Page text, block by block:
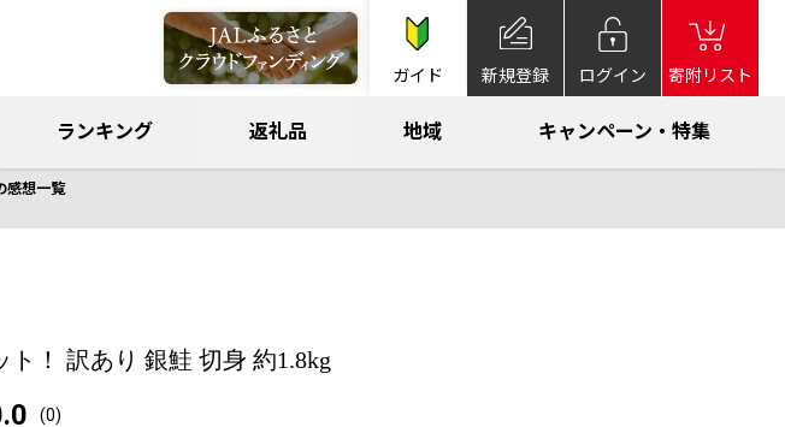
ガイド 新規登録 ログイン 寄附リスト
ランキング 返礼品 地域 キャンペーン・特集
感想一覧
！ 訳あり 銀鮭 切身 約1.8kg
(0)